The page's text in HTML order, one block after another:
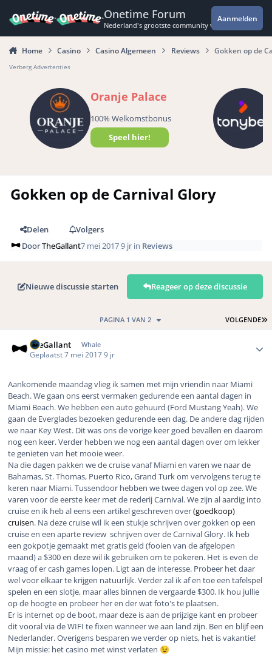
Onetime Forum
Nederland's grootste community voor de
Aanmelden
Home Casino Casino Algemeen Reviews Gokken op de
Verberg Advertenties
Oranje Palace
100% Welkomstbonus
Speel hier!
Gokken op de Carnival Glory
Delen
Volgers
DoorTheGallant7 mei 20179 jr in Reviews
Nieuwe discussie starten Reageer op deze discussie
VOLGENDE
PAGINA 1 VAN 2
TheGallant Whale
Geplaatst7 mei 20179 jr
Aankomende maandag vlieg ik samen met mijn vriendin naar Miami
Beach. We gaan ons eerst vermaken gedurende een aantal dagen in
Miami Beach. We hebben een auto gehuurd (Ford Mustang Yeah). We
gaan de Everglades bezoeken gedurende een dag. De andere dag rijden
we naar Key West. Dit was ons de vorige keer goed bevallen en daarom
nog een keer. Verder hebben we nog een aantal dagen over om lekker
te genieten van het mooie weer.
Na die dagen pakken we de cruise vanaf Miami en varen we naar de
Bahamas, St. Thomas, Puerto Rico, Grand Turk om vervolgens terug te
keren naar Miami. Tussendoor hebben we twee dagen vol op zee. We
varen voor de eerste keer met de rederij Carnival. We zijn al aardig into
cruise en ik heb al eens een artikel geschreven over(goedkoop)
cruisen. Na deze cruise wil ik een stukje schrijven over gokken op een
cruise en een aparte review schrijven over de Carnival Glory. Ik heb
een gokpotje gemaakt met gratis geld (fooien van de afgelopen
maand) a $300 en deze wil ik gebruiken om te pokeren. Het is even de
vraag of er cash games lopen. Ligt aan de interesse. Probeer het daar
wel voor elkaar te krijgen natuurlijk. Verder zal ik af en toe een tafelspel
spelen en een slotje, maar alles binnen de vergaarde $300. Ik hou jullie
op de hoogte en probeer her en der wat foto's te plaatsen.
Er is internet op de boot, maar deze is aan de prijzige kant en probeer
dit vooral via de WIFI te fixen wanneer we aan land zijn. Ben en blijf een
Nederlander. Overigens besparen we verder op niets, het is vakantie!
Mijn missie: het casino met winst verlaten 😉